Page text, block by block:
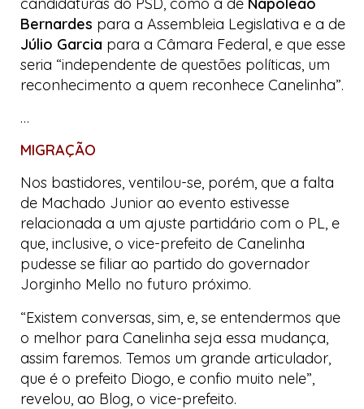
Bernardes para a Assembleia Legislativa e a de
Júlio Garcia para a Câmara Federal, e que esse
seria “independente de questões políticas, um
reconhecimento a quem reconhece Canelinha”.
…
MIGRAÇÃO
Nos bastidores, ventilou-se, porém, que a falta
de Machado Junior ao evento estivesse
relacionada a um ajuste partidário com o PL, e
que, inclusive, o vice-prefeito de Canelinha
pudesse se filiar ao partido do governador
Jorginho Mello no futuro próximo.
“Existem conversas, sim, e, se entendermos que
o melhor para Canelinha seja essa mudança,
assim faremos. Temos um grande articulador,
que é o prefeito Diogo, e confio muito nele”,
revelou, ao Blog, o vice-prefeito.